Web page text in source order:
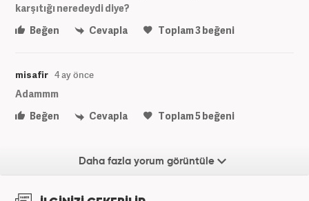
karşıtığı neredeydi diye?
Beğen
Cevapla Toplam3beğeni
misafir 4 ay önce
Adammm
Beğen
Cevapla Toplam5beğeni
Daha fazla yorum görüntüle